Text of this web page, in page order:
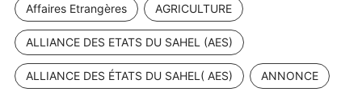
Affaires Etrangères AGRICULTURE
ALLIANCE DES ETATS DU SAHEL (AES)
ALLIANCE DES ÉTATS DU SAHEL( AES) ANNONCE